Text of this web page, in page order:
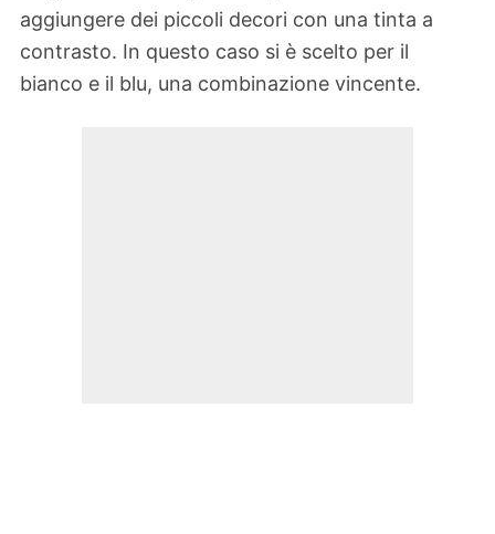
aggiungere dei piccoli decori con una tinta a
contrasto. In questo caso si è scelto per il
bianco e il blu, una combinazione vincente.